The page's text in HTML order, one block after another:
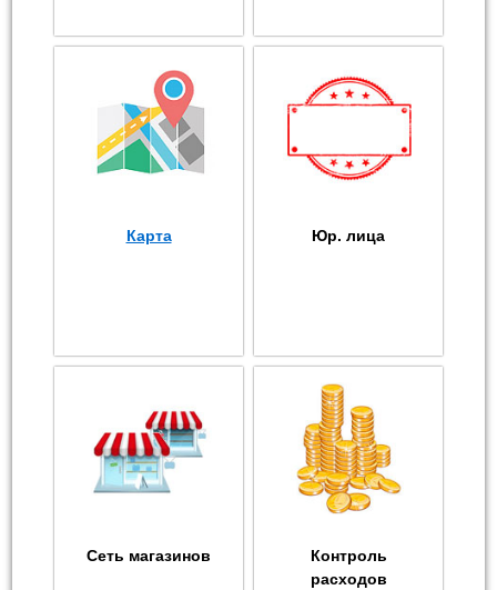
Карта Юр. лица
Сеть магазинов
Контроль
расходов